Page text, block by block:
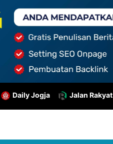
Daily Jogja Jalan Rakyat